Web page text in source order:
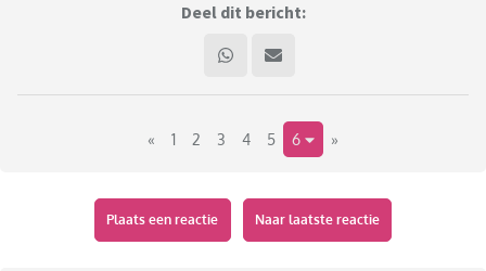
gezonde koolhydraten (geen gewoon witmeel dus) en die
Zonder ei, met ei, wel / geen zuivel, met ‘verborgen’
groenten, kh-arm of kh-rijk, glutenvrij of juist niet; kom
maar door met die gezonde bakrecepten!
(Wil je een discussie over wat al dan niet gezond en / of lekker is
delen van succes recepten)
Deel dit bericht:
« 1 2 3 4 5 6 »
Plaats een reactie Naar laatste reactie